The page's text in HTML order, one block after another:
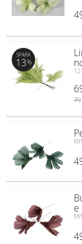
79
SPARA
13%
e